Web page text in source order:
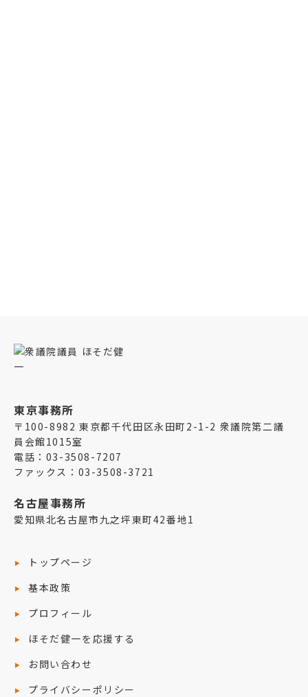
東京事務所
〒100-8982 東京都千代田区永田町2-1-2 衆議院第二議
員会館1015室
電話：03-3508-7207
ファックス：03-3508-3721
名古屋事務所
愛知県北名古屋市九之坪東町42番地1
トップページ
基本政策
プロフィール
ほそだ健一を応援する
お問い合わせ
プライバシーポリシー